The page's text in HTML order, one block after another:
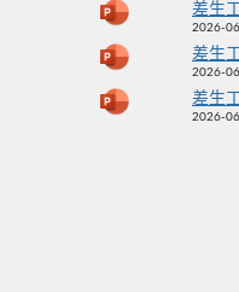
差生
2026-
差生
2026-
差生
2026-